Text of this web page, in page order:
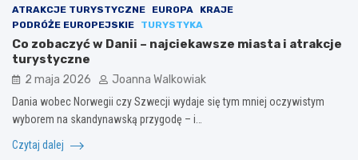
ATRAKCJE TURYSTYCZNE EUROPA
KRAJE
PODRÓŻE EUROPEJSKIE
TURYSTYKA
Co zobaczyć w Danii – najciekawsze miasta i atrakcje
turystyczne
2 maja 2026 Joanna Walkowiak
Dania wobec Norwegii czy Szwecji wydaje się tym mniej oczywistym
wyborem na skandynawską przygodę – i…
Czytaj dalej